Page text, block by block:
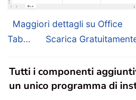
Maggiori dettagli su Office
Tab...
Scarica
Tutti i componenti
un unico programma di